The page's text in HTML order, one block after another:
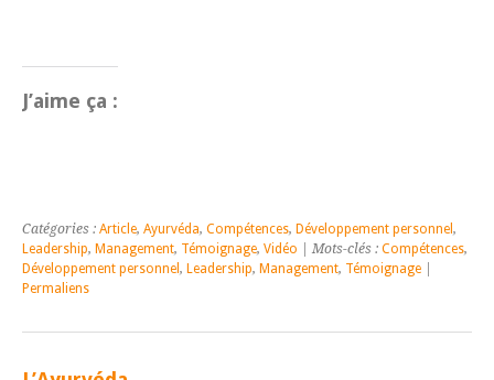
J’aime ça :
Catégories : Article, Ayurvéda, Compétences, Développement personnel ,
Leadership, Management, Témoignage, Vidéo | Mots-clés : Compétences,
Développement personnel , Leadership, Management, Témoignage
Permaliens